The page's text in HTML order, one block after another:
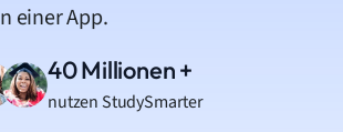
einer App.
40 Millionen +
nutzen StudySmarter